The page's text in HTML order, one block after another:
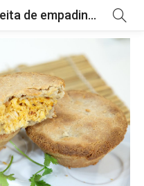
Posts tagged "receita de empadinha de frango"